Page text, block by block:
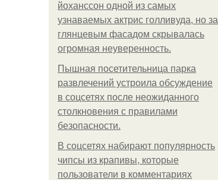
йоханссон одной из самых
узнаваемых актрис голливуда, но за
глянцевым фасадом скрывалась
огромная неуверенность.
Пышная посетительница парка
развлечений устроила обсуждение
в соцсетях после неожиданного
столкновения с правилами
безопасности.
В соцсетях набирают популярность
чипсы из крапивы, которые
пользователи в комментариях